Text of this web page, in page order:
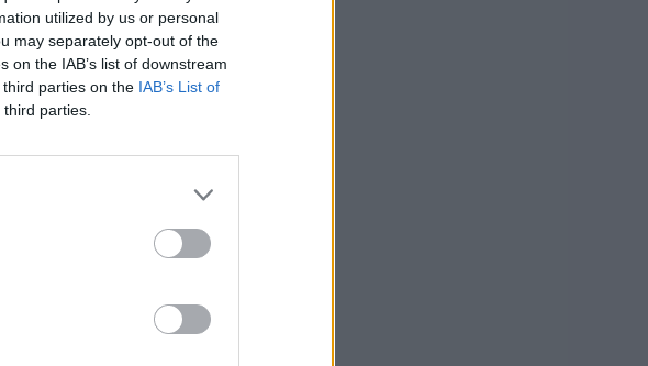
utilized by us or personal
may separately opt-out of the
the IAB’s list of downstream
parties on the IAB’s List of
parties.
minket